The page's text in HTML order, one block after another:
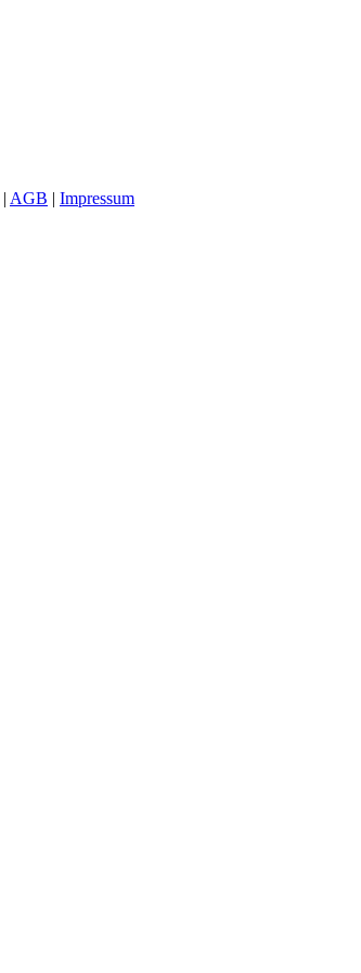
| AGB | Impressum